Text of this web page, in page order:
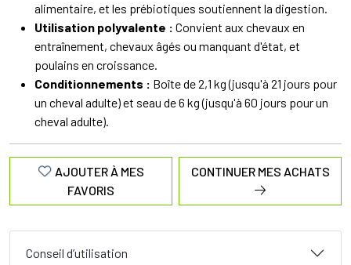
alimentaire, et les prébiotiques soutiennent la digestion.
Utilisation polyvalente : Convient aux chevaux en
entraînement, chevaux âgés ou manquant d'état, et
poulains en croissance.
Conditionnements : Boîte de 2,1 kg (jusqu'à 21 jours pour
un cheval adulte) et seau de 6 kg (jusqu'à 60 jours pour un
cheval adulte).
AJOUTER À MES
FAVORIS
CONTINUER MES ACHATS
Conseil d’utilisation